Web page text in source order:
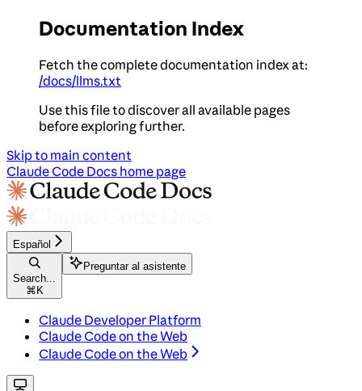
Documentation Index
Fetch the complete documentation index at:
/docs/llms.txt
Use this file to discover all available pages
before exploring further.
Skip to main content
Claude Code Docs home page
Español
Search...
⌘ K
Preguntar al asistente
Claude Developer Platform
Claude Code on the Web
Claude Code on the Web